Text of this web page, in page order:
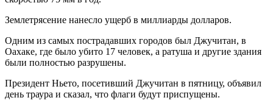
Землетрясение нанесло ущерб в миллиарды долларов.
Одним из самых пострадавших городов был Джучитан, в
Оахаке, где было убито 17 человек, а ратуша и другие здания
были полностью разрушены.
Президент Ньето, посетивший Джучитан в пятницу, объявил
день траура и сказал, что флаги будут приспущены.